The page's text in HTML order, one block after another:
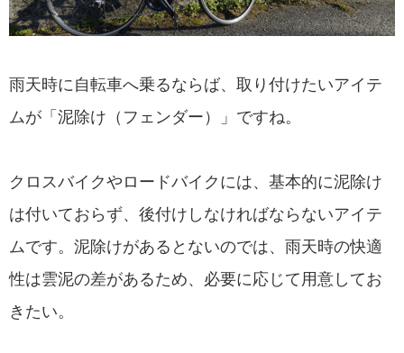
雨天時に自転車へ乗るならば、取り付けたいアイテ
ムが「泥除け（フェンダー）」ですね。
クロスバイクやロードバイクには、基本的に泥除け
は付いておらず、後付けしなければならないアイテ
ムです。泥除けがあるとないのでは、雨天時の快適
性は雲泥の差があるため、必要に応じて用意してお
きたい。